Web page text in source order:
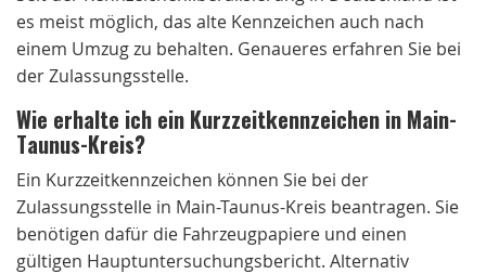
es meist möglich, das alte Kennzeichen auch nach
einem Umzug zu behalten. Genaueres erfahren Sie bei
der Zulassungsstelle.
Wie erhalte ich ein Kurzzeitkennzeichen in Main-
Taunus-Kreis?
Ein Kurzzeitkennzeichen können Sie bei der
Zulassungsstelle in Main-Taunus-Kreis beantragen. Sie
benötigen dafür die Fahrzeugpapiere und einen
gültigen Hauptuntersuchungsbericht. Alternativ